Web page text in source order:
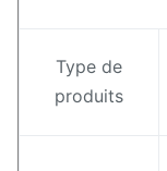
Type de
produits